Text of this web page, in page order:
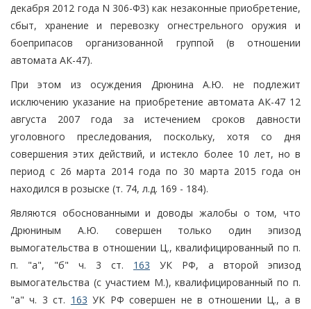
декабря 2012 года N 306-ФЗ) как незаконные приобретение,
сбыт, хранение и перевозку огнестрельного оружия и
боеприпасов организованной группой (в отношении
автомата АК-47).
При этом из осуждения Дрюнина А.Ю. не подлежит
исключению указание на приобретение автомата АК-47 12
августа 2007 года за истечением сроков давности
уголовного преследования, поскольку, хотя со дня
совершения этих действий, и истекло более 10 лет, но в
период с 26 марта 2014 года по 30 марта 2015 года он
находился в розыске (т. 74, л.д. 169 - 184).
Являются обоснованными и доводы жалобы о том, что
Дрюниным А.Ю. совершен только один эпизод
вымогательства в отношении Ц., квалифицированный по п.
п. "а", "б" ч. 3 ст. 163 УК РФ, а второй эпизод
вымогательства (с участием М.), квалифицированный по п.
"а" ч. 3 ст. 163 УК РФ совершен не в отношении Ц., а в